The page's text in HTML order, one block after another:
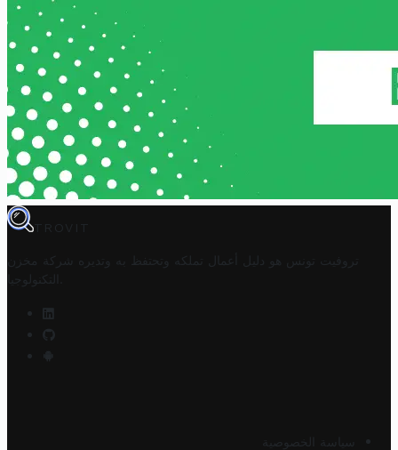
TROVIT
تروفيت تونس هو دليل أعمال تملكه وتحتفظ به وتديره
شركة مخزن
التكنولوجيا
سياسة الخصوصية